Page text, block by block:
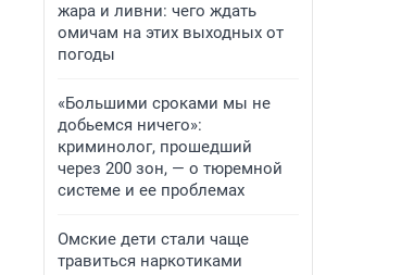
жара и ливни: чего ждать
омичам на этих выходных от
погоды
«Большими сроками мы не
добьемся ничего»:
криминолог, прошедший
через 200 зон, — о тюремной
системе и ее проблемах
Омские дети стали чаще
травиться наркотиками